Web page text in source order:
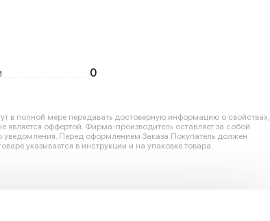
0
в полной мере передавать достоверную информацию о свойствах,
оффертой. Фирма-производитель оставляет за собой
уведомления. Перед оформлением Заказа Покупатель должен
указывается в инструкции и на упаковке товара.